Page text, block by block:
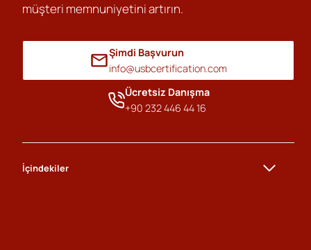
müşteri memnuniyetini artırın.
Şimdi Başvurun
info@usbcertification.com
Ücretsiz Danışma
+90 232 446 44 16
İçindekiler